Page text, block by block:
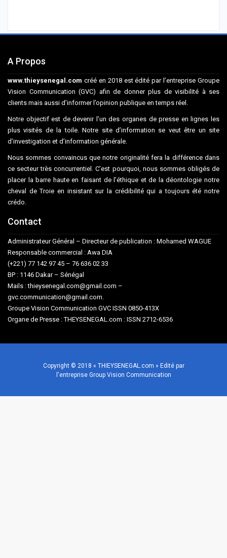
A Propos
www.thieysenegal.com créé en 2018 est édité par l’entreprise Groupe
Vision Communication (GVC) afin de donner plus de visibilité à ses
clients mais aussi d’informer l’opinion publique en temps réel.
Notre objectif est de devenir l’un des organes de presse en lignes les
plus visités de la toile. Notre site d’information se veut être un site
d’investigation et d’information générale.
Nous sommes convaincus que notre originalité fera la différence dans
ce secteur très concurrentiel. C’est pourquoi, nous sommes obligés de
placer la barre haute en faisant de l’éthique et de la déontologie notre
cheval de Troie en insistant sur la crédibilité qui a toujours été notre
crédo.
Contact
Administrateur Général – Directeur de publication : Mohamed WAGUE
Responsable commercial : Awa DIA
(+221) 77 142 97 45 – 76 636 02 33
BP : 1146 Dakar – Sénégal
Mails : thieysenegal.com@gmail.com –
gvc.communication@gmail.com.
Groupe Vision Communication GVC ISSN 0850-413X
Organe de Presse : THEYSENEGAL.com : ISSN 2712-6536
Copyright © 2018 « THIEYSENEGAL.com » Edité par
l'entreprise Group Vision Communication